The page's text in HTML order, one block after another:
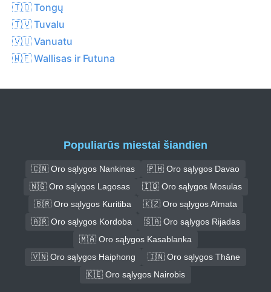
🇹🇴 Tongų
🇹🇻 Tuvalu
🇻🇺 Vanuatu
🇼🇫 Wallisas ir Futuna
Populiarūs miestai šiandien
🇨🇳 Oro sąlygos Nankinas
🇵🇭 Oro sąlygos Davao
🇳🇬 Oro sąlygos Lagosas
🇮🇶 Oro sąlygos Mosulas
🇧🇷 Oro sąlygos Kuritiba
🇰🇿 Oro sąlygos Almata
🇦🇷 Oro sąlygos Kordoba
🇸🇦 Oro sąlygos Rijadas
🇲🇦 Oro sąlygos Kasablanka
🇻🇳 Oro sąlygos Haiphong
🇮🇳 Oro sąlygos Thāne
🇰🇪 Oro sąlygos Nairobis